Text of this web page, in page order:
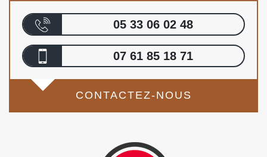
05 33 06 02 48
07 61 85 18 71
CONTACTEZ-NOUS